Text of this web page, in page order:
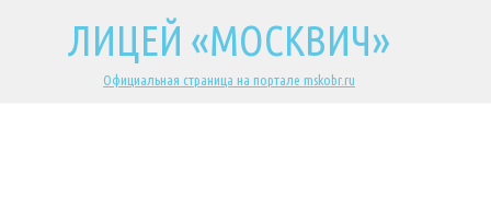
ЛИЦЕЙ «МОСКВИЧ»
Официальная страница на портале mskobr.ru